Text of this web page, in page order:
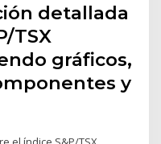
detallada
TSX
gráficos,
y